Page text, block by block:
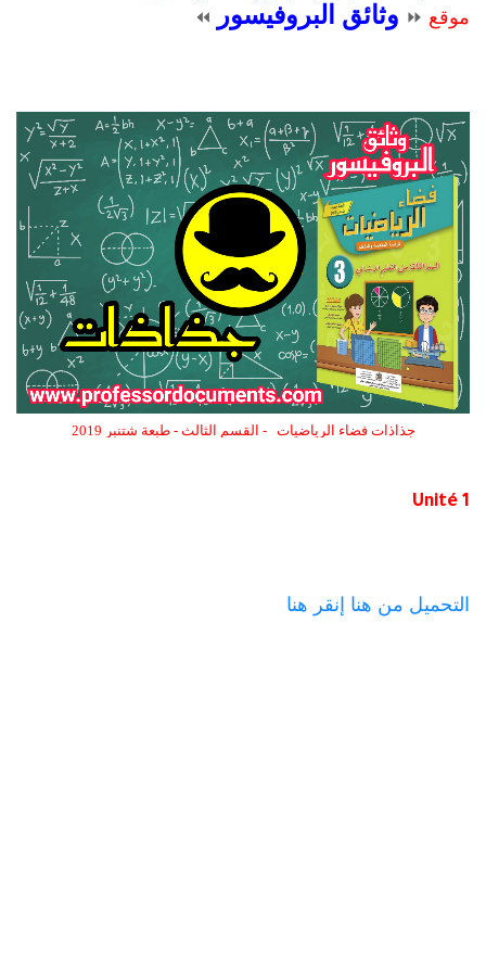
موقع ⏩ وثائق البروفيسور ⏪
جذاذات فضاء الرياضيات - القسم الثالث - طبعة شتنبر 2019
Unité 1
التحميل من هنا إنقر هنا